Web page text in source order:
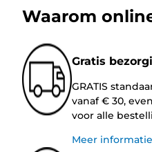
Waarom
Gratis
GRATIS
vanaf € 30,
voor alle
Meer